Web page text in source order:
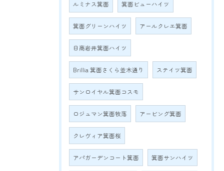
ルミナス箕面 箕面ビューハイツ
箕面グリーンハイツ アールクレエ箕面
日商岩井箕面ハイツ
Brillia 箕面さくら並木通り ステイツ箕面
サンロイヤル箕面コスモ
ロジュマン箕面牧落 アービング箕面
クレヴィア箕面桜
アパガーデンコート箕面 箕面サンハイツ